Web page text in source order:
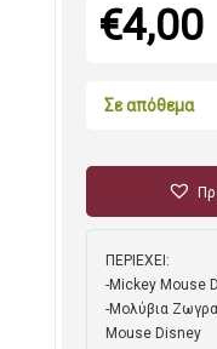
€4,00
Σε απόθεμα
ΠΕΡΙΕΧΕΙ:
-Mickey Mouse
-Μολύβια
Mouse Disney